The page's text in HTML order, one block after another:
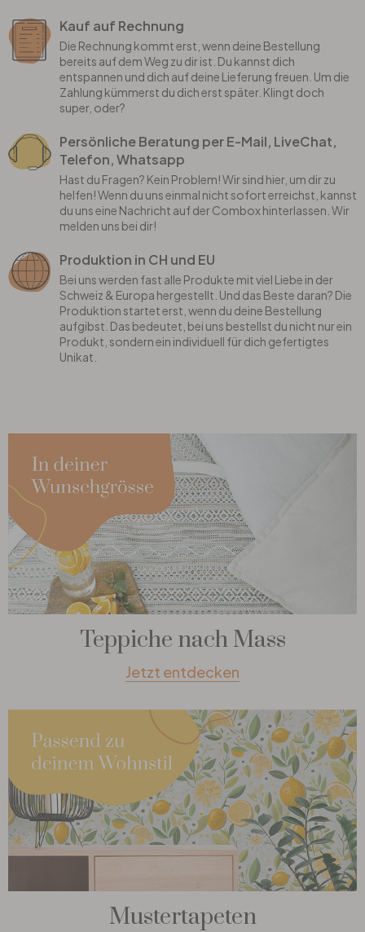
Kauf auf Rechnung
Die Rechnung kommt erst, wenn deine Bestellung
bereits auf dem Weg zu dir ist. Du kannst dich
entspannen und dich auf deine Lieferung freuen. Um die
Zahlung kümmerst du dich erst später. Klingt doch
super, oder?
Persönliche Beratung per E-Mail, LiveChat,
Telefon, Whatsapp
Hast du Fragen? Kein Problem! Wir sind hier, um dir zu
helfen! Wenn du uns einmal nicht sofort erreichst, kannst
du uns eine Nachricht auf der Combox hinterlassen. Wir
melden uns bei dir!
Produktion in CH und EU
Bei uns werden fast alle Produkte mit viel Liebe in der
Schweiz & Europa hergestellt. Und das Beste daran? Die
Produktion startet erst, wenn du deine Bestellung
aufgibst. Das bedeutet, bei uns bestellst du nicht nur ein
Produkt, sondern ein individuell für dich gefertigtes
Unikat.
Teppiche nach Mass
Jetzt entdecken
Mustertapeten